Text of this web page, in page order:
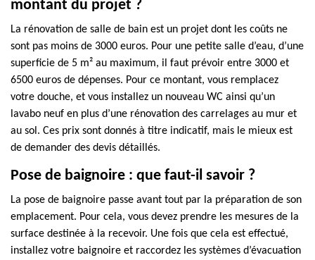
montant du projet ?
La rénovation de salle de bain est un projet dont les coûts ne
sont pas moins de 3000 euros. Pour une petite salle d’eau, d’une
superficie de 5 m² au maximum, il faut prévoir entre 3000 et
6500 euros de dépenses. Pour ce montant, vous remplacez
votre douche, et vous installez un nouveau WC ainsi qu’un
lavabo neuf en plus d’une rénovation des carrelages au mur et
au sol. Ces prix sont donnés à titre indicatif, mais le mieux est
de demander des devis détaillés.
Pose de baignoire : que faut-il savoir ?
La pose de baignoire passe avant tout par la préparation de son
emplacement. Pour cela, vous devez prendre les mesures de la
surface destinée à la recevoir. Une fois que cela est effectué,
installez votre baignoire et raccordez les systèmes d’évacuation